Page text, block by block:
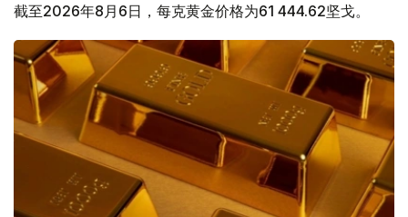
截至2026年8月6日，每克黄金价格为61 444.62坚戈。